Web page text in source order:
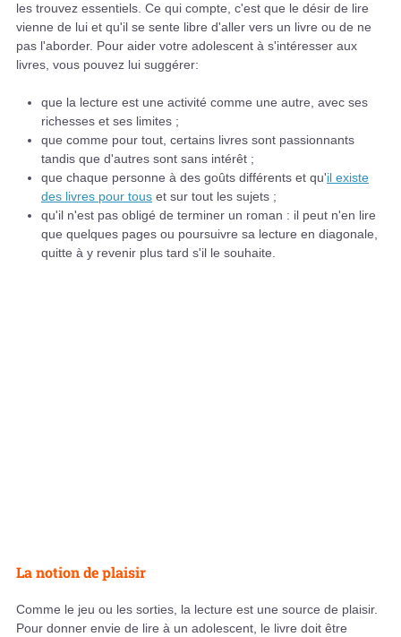
les trouvez essentiels. Ce qui compte, c'est que le désir de lire
vienne de lui et qu'il se sente libre d'aller vers un livre ou de ne
pas l'aborder. Pour aider votre adolescent à s'intéresser aux
livres, vous pouvez lui suggérer:
que la lecture est une activité comme une autre, avec ses
richesses et ses limites ;
que comme pour tout, certains livres sont passionnants
tandis que d'autres sont sans intérêt ;
que chaque personne à des goûts différents et qu'il existe
des livres pour tous et sur tout les sujets ;
qu'il n'est pas obligé de terminer un roman : il peut n'en lire
que quelques pages ou poursuivre sa lecture en diagonale,
quitte à y revenir plus tard s'il le souhaite.
La notion de plaisir
Comme le jeu ou les sorties, la lecture est une source de plaisir.
Pour donner envie de lire à un adolescent, le livre doit être